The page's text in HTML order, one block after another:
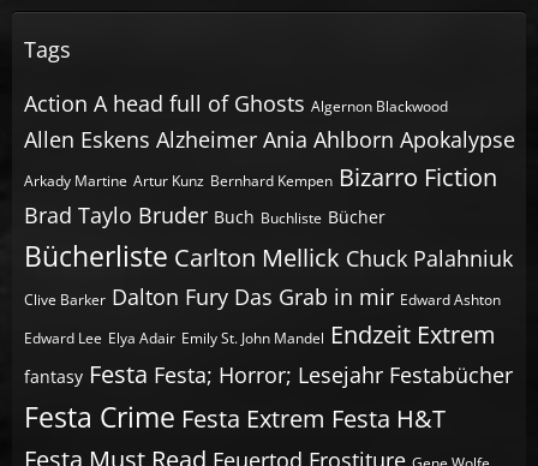
Tags
Action A head full of Ghosts Algernon Blackwood
Allen Eskens Alzheimer Ania Ahlborn Apokalypse
Arkady Martine Artur Kunz Bernhard Kempen Bizarro Fiction
Brad Taylo Bruder Buch Buchliste Bücher
Bücherliste Carlton Mellick Chuck Palahniuk
Clive Barker Dalton Fury Das Grab in mir Edward Ashton
Edward Lee Elya Adair Emily St. John Mandel Endzeit Extrem
fantasy Festa Festa; Horror; Lesejahr Festabücher
Festa Crime Festa Extrem Festa H&T
Festa Must Read Feuertod Frostiture